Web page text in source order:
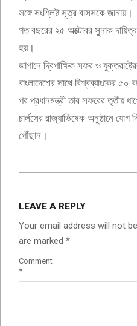
সঙ্গে সংশ্লিষ্ট সূত্র বাসসকে জানায়।
গত বছরের ২৫ অক্টোবর সুনাক
হয়।
জাপানে দ্বিপাক্ষিক সফর ও
বাংলাদেশের সাথে বিশ্বব্যাংকের ৫০
পর প্রধানমন্ত্রী তার সফরের তৃতীয়
চার্লসের রাজ্যাভিষেক অনুষ্ঠানে যোগ
পৌঁছান।
05
LEAVE A REPLY
Your email address will not
are marked *
Comment
*